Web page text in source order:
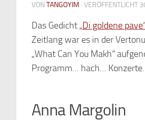
VON TANGOYIM · VERÖFFENTLICHT
Das Gedicht
Zeitlang war es in der
„What Can You Makh“
Programm… hach…
Anna Margolin